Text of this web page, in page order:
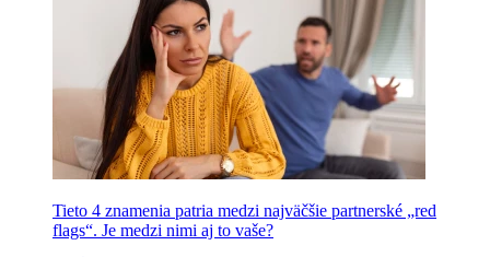
Tieto 4 znamenia patria medzi najväčšie partnerské „red
flags“. Je medzi nimi aj to vaše?